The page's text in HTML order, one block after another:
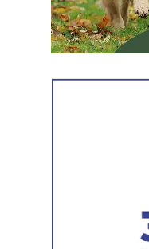
oportunidades,
revisión
será tratado este
La funcionaria sostuvo
representa una
encuentren en